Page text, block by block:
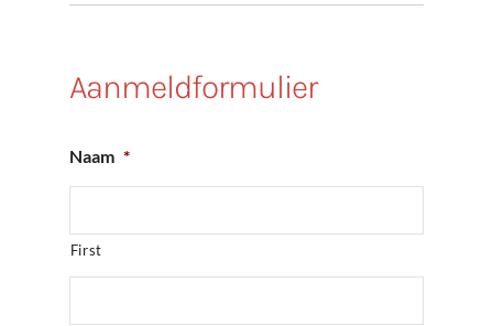
Aanmeldformulier
Naam *
First